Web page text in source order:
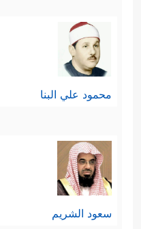
وصورة الحس:
أما العقلُ؛ فإن
على إمكانيَّة
﴿یَــٰۤـأَیُّهَا
فَإِنَّا خَلَقۡنَـٰكُم مِّن
دَورة النبات التي
محمود علي البنا
سعود الشريم